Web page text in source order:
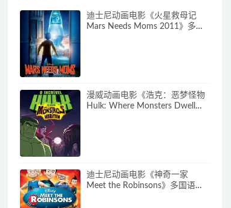
迪士尼动画电影《火星救母记
Mars Needs Moms 2011》多国
漫威动画电影《浩克：恶梦怪物
Hulk: Where Monsters Dwell》
迪士尼动画电影《神奇一家
Meet the Robinsons》多国语言